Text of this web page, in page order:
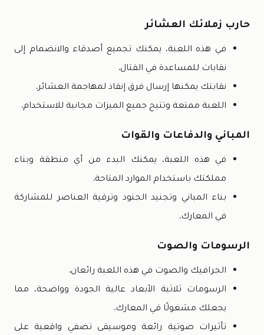
حارب زملائك العشائر
في هذه اللعبة، يمكنك تجميع أصدقاء والانضمام إلى
نقابات للمساعدة في القتال.
نقابتك يمكنها إرسال فرق إنقاذ لمهاجمة العشائر.
اللعبة ممتعة وتتيح جميع الميزات مجانية للاستخدام.
المباني والدفاعات والقوات
في هذه اللعبة، يمكنك البدء من أي منطقة وبناء
مملكتك باستخدام الموارد المتاحة.
بناء المباني وتجنيد الجنود وترقية العناصر للمشاركة
في المعارك.
الرسومات والصوت
الجرافيك والصوت في هذه اللعبة رائعان.
الرسومات ثلاثية الأبعاد عالية الجودة وواضحة، مما
يجعلك مشغولًا في المعارك.
تأثيرات صوتية رائعة وموسيقى تضفي واقعية على